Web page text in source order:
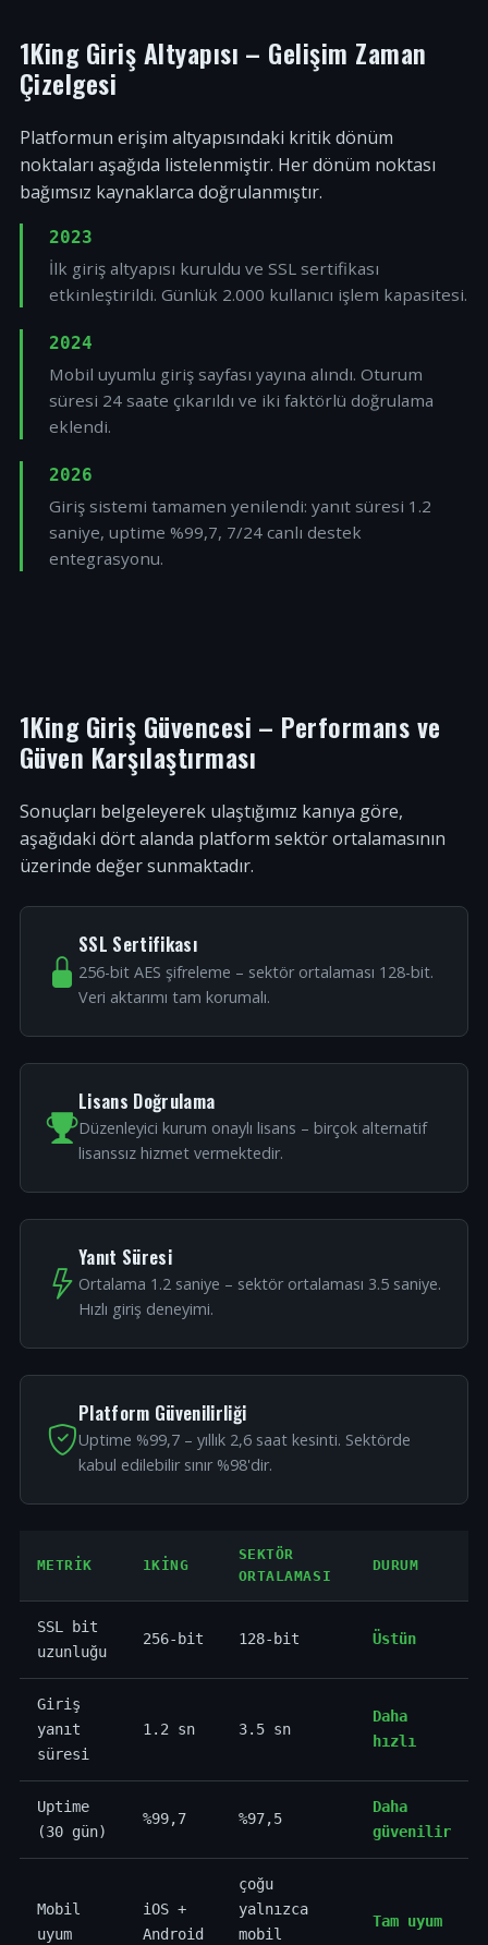
1King Giriş Altyapısı – Gelişim Zaman
Çizelgesi
Platformun erişim altyapısındaki kritik dönüm
noktaları aşağıda listelenmiştir. Her dönüm noktası
bağımsız kaynaklarca doğrulanmıştır.
2023
İlk giriş altyapısı kuruldu ve SSL sertifikası
etkinleştirildi. Günlük 2.000 kullanıcı işlem kapasitesi.
2024
Mobil uyumlu giriş sayfası yayına alındı. Oturum
süresi 24 saate çıkarıldı ve iki faktörlü doğrulama
eklendi.
2026
Giriş sistemi tamamen yenilendi: yanıt süresi 1.2
saniye, uptime %99,7, 7/24 canlı destek
entegrasyonu.
1King Giriş Güvencesi – Performans ve
Güven Karşılaştırması
Sonuçları belgeleyerek ulaştığımız kanıya göre,
aşağıdaki dört alanda platform sektör ortalamasının
üzerinde değer sunmaktadır.
SSL Sertifikası
256-bit AES şifreleme – sektör ortalaması 128-bit.
Veri aktarımı tam korumalı.
Lisans Doğrulama
Düzenleyici kurum onaylı lisans – birçok alternatif
lisanssız hizmet vermektedir.
Yanıt Süresi
Ortalama 1.2 saniye – sektör ortalaması 3.5 saniye.
Hızlı giriş deneyimi.
Platform Güvenilirliği
Uptime %99,7 – yıllık 2,6 saat kesinti. Sektörde
kabul edilebilir sınır %98'dir.
METRIK 1KING
SEKTÖR
ORTALAMASI
DURUM
SSL bit
uzunluğu
256-bit 128-bit Üstün
Giriş
yanıt
süresi
1.2 sn 3.5 sn
Daha
hızlı
Uptime
(30 gün)
%99,7 %97,5
Daha
güvenilir
Mobil
uyum
iOS +
Android
çoğu
yalnızca
mobil
Tam uyum